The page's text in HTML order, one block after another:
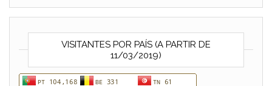
VISITANTES POR PAÍS (A PARTIR DE
11/03/2019)